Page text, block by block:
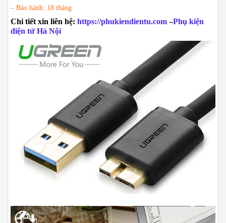
– Bảo hành: 18 tháng
Chi tiết xin liên hệ: https://phukiendientu.com–Phụ kiện
điện tử Hà Nội